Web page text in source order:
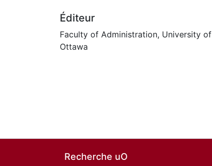
Éditeur
Faculty of Administration, University of
Ottawa
Recherche uO